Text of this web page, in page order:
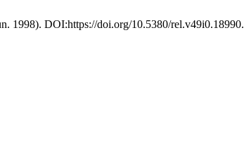
1998). DOI:https://doi.org/10.5380/rel.v49i0.18990.